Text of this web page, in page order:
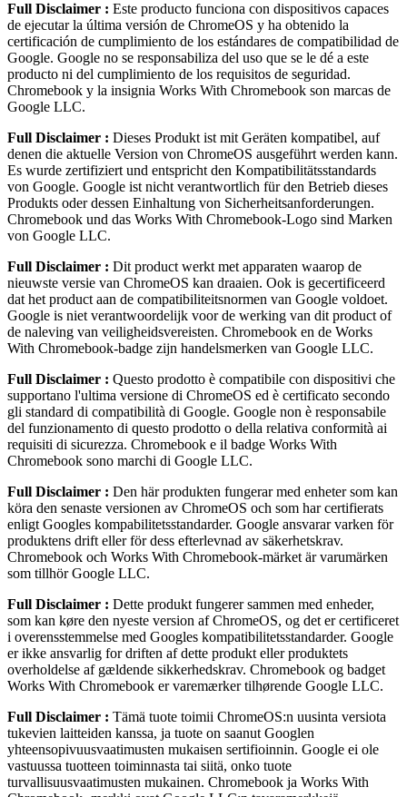
Full Disclaimer : Este producto funciona con dispositivos capaces
de ejecutar la última versión de ChromeOS y ha obtenido la
certificación de cumplimiento de los estándares de compatibilidad de
Google. Google no se responsabiliza del uso que se le dé a este
producto ni del cumplimiento de los requisitos de seguridad.
Chromebook y la insignia Works With Chromebook son marcas de
Google LLC.
Full Disclaimer : Dieses Produkt ist mit Geräten kompatibel, auf
denen die aktuelle Version von ChromeOS ausgeführt werden kann.
Es wurde zertifiziert und entspricht den Kompatibilitätsstandards
von Google. Google ist nicht verantwortlich für den Betrieb dieses
Produkts oder dessen Einhaltung von Sicherheitsanforderungen.
Chromebook und das Works With Chromebook-Logo sind Marken
von Google LLC.
Full Disclaimer : Dit product werkt met apparaten waarop de
nieuwste versie van ChromeOS kan draaien. Ook is gecertificeerd
dat het product aan de compatibiliteitsnormen van Google voldoet.
Google is niet verantwoordelijk voor de werking van dit product of
de naleving van veiligheidsvereisten. Chromebook en de Works
With Chromebook-badge zijn handelsmerken van Google LLC.
Full Disclaimer : Questo prodotto è compatibile con dispositivi che
supportano l'ultima versione di ChromeOS ed è certificato secondo
gli standard di compatibilità di Google. Google non è responsabile
del funzionamento di questo prodotto o della relativa conformità ai
requisiti di sicurezza. Chromebook e il badge Works With
Chromebook sono marchi di Google LLC.
Full Disclaimer : Den här produkten fungerar med enheter som kan
köra den senaste versionen av ChromeOS och som har certifierats
enligt Googles kompabilitetsstandarder. Google ansvarar varken för
produktens drift eller för dess efterlevnad av säkerhetskrav.
Chromebook och Works With Chromebook-märket är varumärken
som tillhör Google LLC.
Full Disclaimer : Dette produkt fungerer sammen med enheder,
som kan køre den nyeste version af ChromeOS, og det er certificeret
i overensstemmelse med Googles kompatibilitetsstandarder. Google
er ikke ansvarlig for driften af dette produkt eller produktets
overholdelse af gældende sikkerhedskrav. Chromebook og badget
Works With Chromebook er varemærker tilhørende Google LLC.
Full Disclaimer : Tämä tuote toimii ChromeOS:n uusinta versiota
tukevien laitteiden kanssa, ja tuote on saanut Googlen
yhteensopivuusvaatimusten mukaisen sertifioinnin. Google ei ole
vastuussa tuotteen toiminnasta tai siitä, onko tuote
turvallisuusvaatimusten mukainen. Chromebook ja Works With